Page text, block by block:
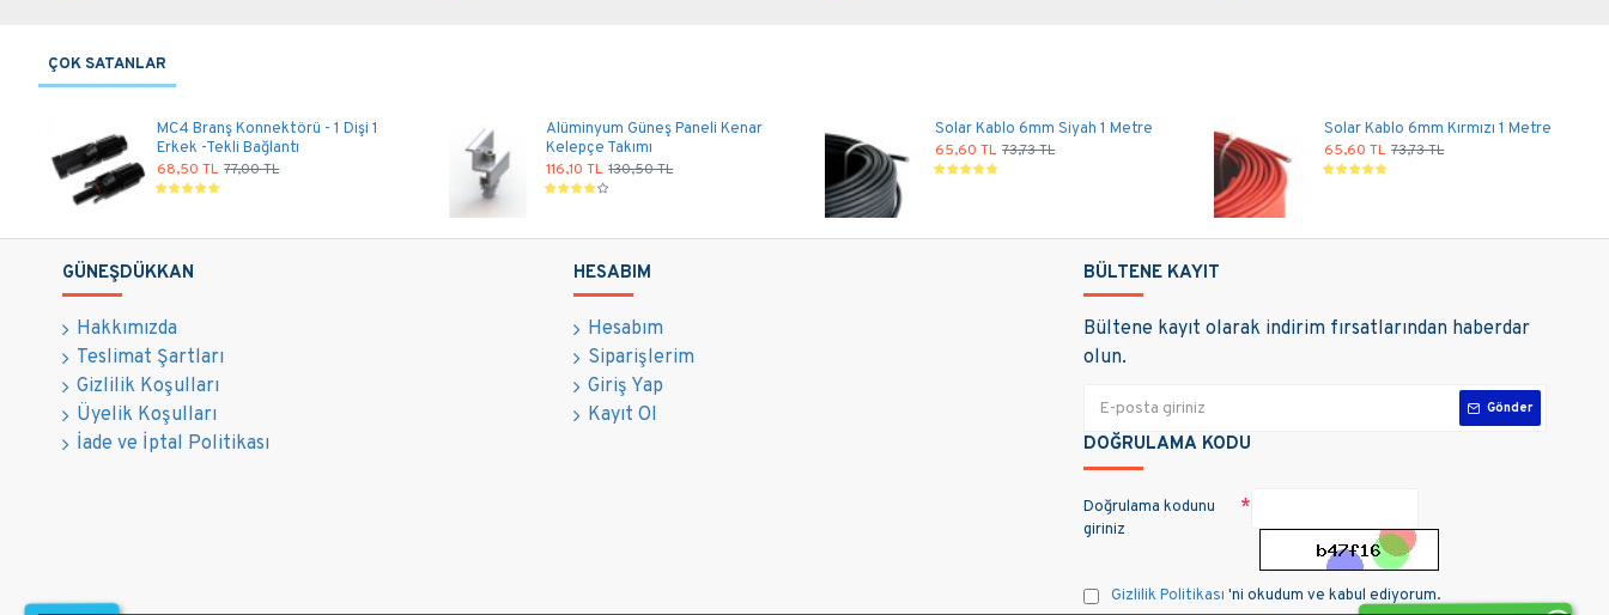
ÇOK SATANLAR
MC4 Branş Konnektörü - 1 Dişi 1
Erkek -Tekli Bağlantı
68,50 TL 77,00 TL
Alüminyum Güneş Paneli Kenar
Kelepçe Takımı
116,10 TL 130,50 TL
Solar Kablo 6mm Siyah 1 Metre
65,60 TL 73,73 TL
Solar Kablo 6mm Kırmızı 1 Metre
65,60 TL 73,73 TL
GÜNEŞDÜKKAN
Hakkımızda
Teslimat Şartları
Gizlilik Koşulları
Üyelik Koşulları
İade ve İptal Politikası
HESABIM
Hesabım
Siparişlerim
Giriş Yap
Kayıt Ol
BÜLTENE KAYIT
Bültene kayıt olarak indirim fırsatlarından haberdar
olun.
Gönder
DOĞRULAMA KODU
Doğrulama kodunu
giriniz
Gizlilik Politikası 'ni okudum ve kabul ediyorum.